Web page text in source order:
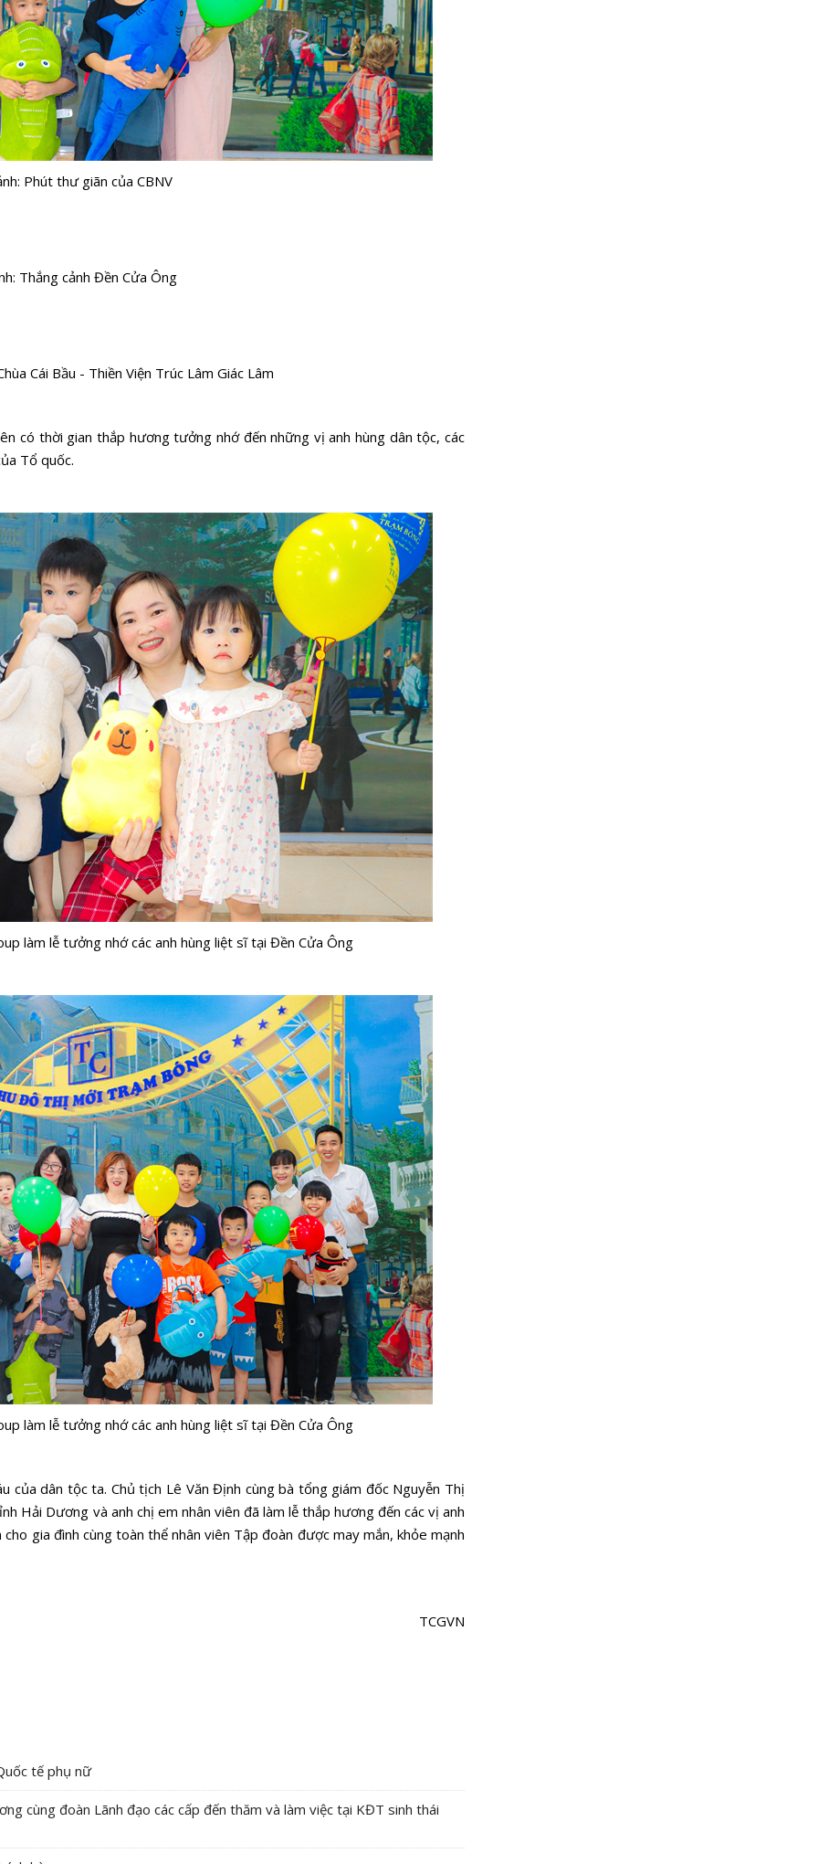
Phút thư giãn của CBNV
Thắng cảnh Đền Cửa Ông
Cái Bầu - Thiền Viện Trúc Lâm Giác Lâm
có thời gian thắp hương tưởng nhớ đến những vị anh hùng dân tộc, các
Tổ quốc.
làm lễ tưởng nhớ các anh hùng liệt sĩ tại Đền Cửa Ông
làm lễ tưởng nhớ các anh hùng liệt sĩ tại Đền Cửa Ông
của dân tộc ta. Chủ tịch Lê Văn Định cùng bà tổng giám đốc Nguyễn Thị
Hải Dương và anh chị em nhân viên đã làm lễ thắp hương đến các vị anh
gia đình cùng toàn thể nhân viên Tập đoàn được may mắn, khỏe mạnh
TCGVN
tế phụ nữ
cùng đoàn Lãnh đạo các cấp đến thăm và làm việc tại KĐT sinh thái